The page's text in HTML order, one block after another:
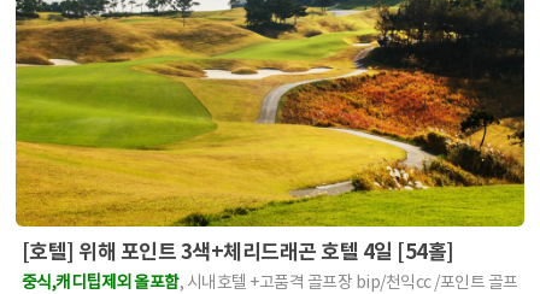
[호텔] 위해 포인트 3색+체리드래곤 호텔 4일 [54홀]
중식,캐디팁제외 올포함, 시내호텔 +고품격 골프장 bip/천익cc /포인트 골프